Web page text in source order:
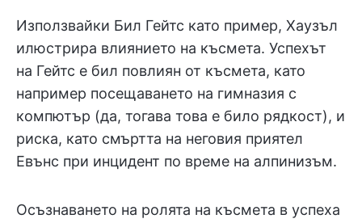
Използвайки Бил Гейтс като пример, Хаузъл
илюстрира влиянието на късмета. Успехът
на Гейтс е бил повлиян от късмета, като
например посещаването на гимназия с
компютър (да, тогава това е било рядкост), и
риска, като смъртта на неговия приятел
Евънс при инцидент по време на алпинизъм.
Осъзнаването на ролята на късмета в успеха